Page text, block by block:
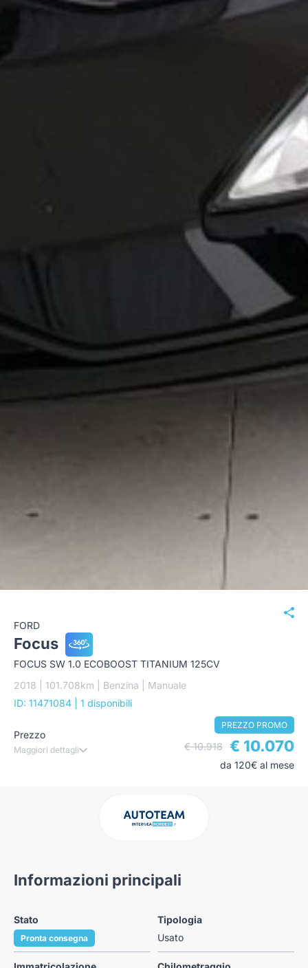
FORD
Focus
FOCUS SW 1.0 ECOBOOST TITANIUM 125CV
2018 | 101.708km | Benzina | Manuale
ID: 11471084
| 1 disponibili
Prezzo
Maggiori dettagli
PREZZO PROMO
€ 10.918 € 10.070
da 120€ al mese
Informazioni principali
Stato
Pronta consegna
Tipologia
Usato